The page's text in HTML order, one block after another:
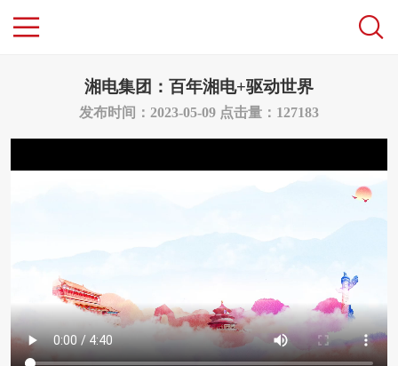
湘电集团：百年湘电+驱动世界
发布时间：2023-05-09 点击量：127183